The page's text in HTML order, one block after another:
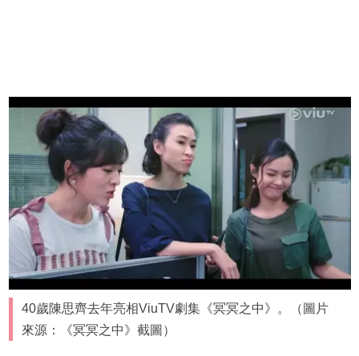
40歲陳思齊去年亮相ViuTV劇集《冥冥之中》。（圖片
來源：《冥冥之中》截圖）